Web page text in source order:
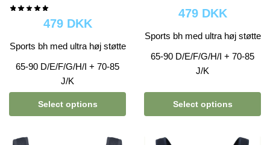
479 DKK
Sports bh med ultra høj støtte
65-90 D/E/F/G/H/I + 70-85
J/K
Select options
479 DKK
Sports bh med ultra høj støtte
65-90 D/E/F/G/H/I + 70-85
J/K
Select options